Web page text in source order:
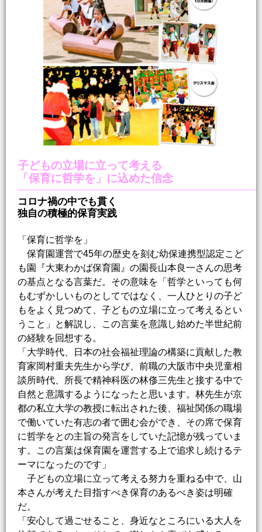
子どもの立場に立って考える
「保育に哲学を」に込めた信念
コロナ禍の中でも貫く
独自の積極的保育実践
「保育に哲学を」
保育園運営で45年の歴史を刻む幼保連携型認定こど
も園『大東わかば保育園』の園長山本良一さんの思考
の基点となる言葉だ。その意味を「哲学といっても何
もむずかしいものとしてではなく、一人ひとりの子ど
もをよく見つめて、子どもの立場に立って考えるとい
うこと」と解説し、この言葉を意識し始めた半世紀前
の経験を回想する。
「大学時代、日本の社会福祉理論の構築に貢献した教
育家岡村重夫先生から学び、前職の大阪市中央児童相
談所時代、所長で精神科医の林俢三先生と接する中で
自然と意識するようになったと思います。林先生が京
都の私立大学の教授に転出された後、福祉関係の職場
で働いていた有志の者で囲む会ができ、その席で保育
に哲学をとの主旨の発言をしていた記憶が残っていま
す。この言葉は保育園を運営する上で追求し続けるテ
ーマになったのです」
子どもの立場に立って考える努力を重ねる中で、山
本さんが考えた目指すべき保育のあるべき姿は明確
だ。
「安心して過ごせること、身近なところにいる大人を